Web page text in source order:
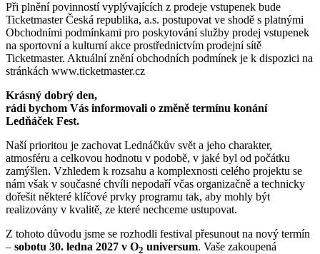
Při plnění povinností vyplývajících z prodeje vstupenek bude
Ticketmaster Česká republika, a.s. postupovat ve shodě s platnými
Obchodními podmínkami pro poskytování služby prodej vstupenek
na sportovní a kulturní akce prostřednictvím prodejní sítě
Ticketmaster. Aktuální znění obchodních podmínek je k dispozici na
stránkách www.ticketmaster.cz
Krásný dobrý den,
rádi bychom Vás informovali o změně termínu konání
Ledňáček Fest.
Naší prioritou je zachovat Lednáčkův svět a jeho charakter,
atmosféru a celkovou hodnotu v podobě, v jaké byl od počátku
zamýšlen. Vzhledem k rozsahu a komplexnosti celého projektu se
nám však v současné chvíli nepodaří včas organizačně a technicky
dořešit některé klíčové prvky programu tak, aby mohly být
realizovány v kvalitě, ze které nechceme ustupovat.
Z tohoto důvodu jsme se rozhodli festival přesunout na nový termín
– sobotu 30. ledna 2027 v O2 universum. Vaše zakoupená